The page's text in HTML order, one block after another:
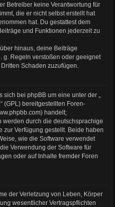
Betreiber keine Verantwortung für
die er nicht selbst erstellt hat
hat. Du gestattest dem
und Funktionen jederzeit zu
hinaus, deine Beiträge
g. Regeln verstoßen oder geeignet
Schaden zuzufügen.
sich bei phpBB um eine unter der „
“ (GPL) bereitgestellten Foren-
handelt;
durch die deutschsprachige
zur Verfügung gestellt. Beide haben
wie die Software verwendet
Verwendung der Software für
oder auf Inhalte fremder Foren
der Verletzung von Leben, Körper
wesentlicher Vertragspflichten